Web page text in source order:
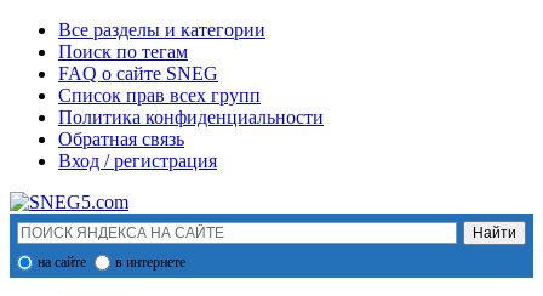
Все разделы и категории
Поиск по тегам
FAQ о сайте SNEG
Список прав всех групп
Политика конфиденциальности
Обратная связь
Вход / регистрация
на сайте в интернете